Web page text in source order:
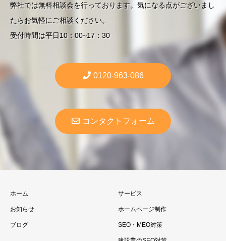
弊社では無料相談会を行っております。気になる点がございまし
たらお気軽にご相談ください。
受付時間は平日10：00~17：30
0120-963-086
コンタクトフォーム
ホーム
お知らせ
ブログ
サービス
ホームページ制作
SEO・MEO対策